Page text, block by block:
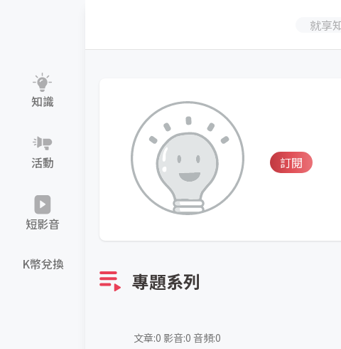
知識
活動
短影音
K幣兌換
訂閱
專題系列
文章:0 影音:0 音頻:0